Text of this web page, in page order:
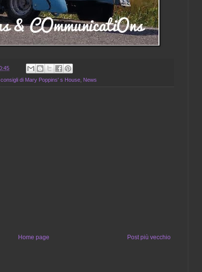
consigli di Mary Poppins' s House News
Post più vecchio
Home page